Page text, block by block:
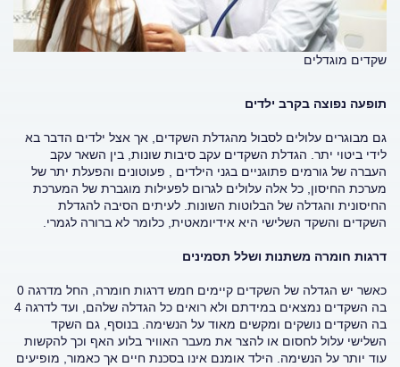
שקדים מוגדלים
תופעה נפוצה בקרב ילדים
גם מבוגרים עלולים לסבול מהגדלת השקדים, אך אצל ילדים הדבר בא
לידי ביטוי יתר. הגדלת השקדים עקב סיבות שונות, בין השאר עקב
העברה של גורמים פתוגניים בגני הילדים , פעוטונים והפעלת יתר של
מערכת החיסון, כל אלה עלולים לגרום לפעילות מוגברת של המערכת
החיסונית והגדלה של הבלוטות השונות. לעיתים הסיבה להגדלת
השקדים והשקד השלישי היא אידיומאטית, כלומר לא ברורה לגמרי.
דרגות חומרה משתנות ושלל תסמינים
כאשר יש הגדלה של השקדים קיימים חמש דרגות חומרה, החל מדרגה 0
בה השקדים נמצאים במידתם ולא רואים כל הגדלה שלהם, ועד לדרגה 4
בה השקדים נושקים ומקשים מאוד על הנשימה. בנוסף, גם השקד
השלישי עלול לחסום או להצר את מעבר האוויר בלוע האף וכך להקשות
עוד יותר על הנשימה. הילד אומנם אינו בסכנת חיים אך כאמור, מופיעים